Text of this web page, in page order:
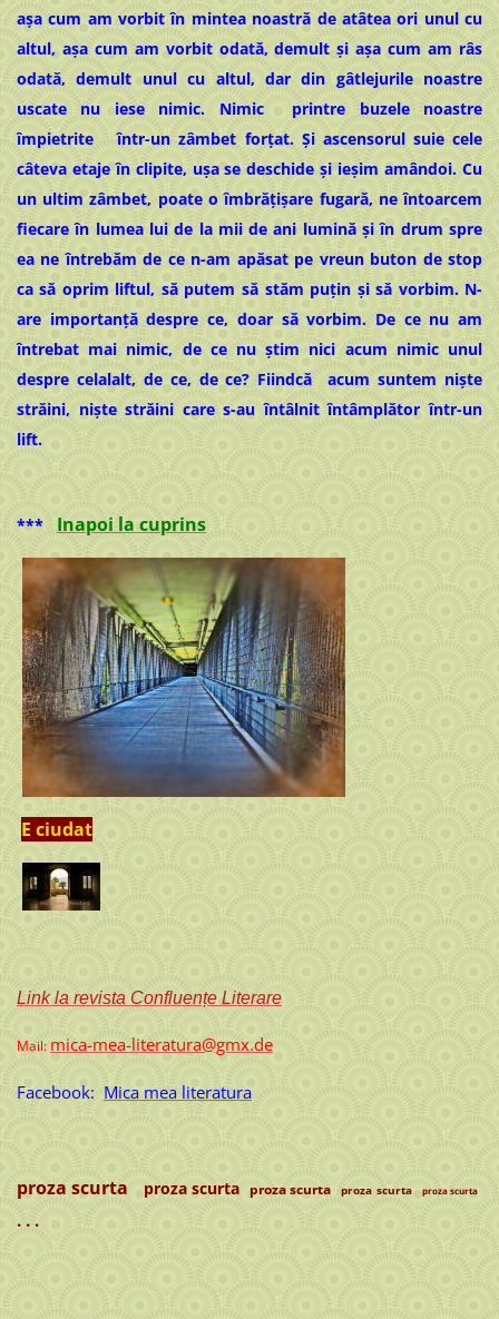
așa cum am vorbit în mintea noastră de atâtea ori unul cu
altul, așa cum am vorbit odată, demult și așa cum am râs
odată, demult unul cu altul, dar din gâtlejurile noastre
uscate nu iese nimic. Nimic printre buzele noastre
împietrite într-un zâmbet forțat. Și ascensorul suie cele
câteva etaje în clipite, ușa se deschide și ieșim amândoi. Cu
un ultim zâmbet, poate o îmbrățișare fugară, ne întoarcem
fiecare în lumea lui de la mii de ani lumină și în drum spre
ea ne întrebăm de ce n-am apăsat pe vreun buton de stop
ca să oprim liftul, să putem să stăm puțin și să vorbim. N-
are importanță despre ce, doar să vorbim. De ce nu am
întrebat mai nimic, de ce nu știm nici acum nimic unul
despre celalalt, de ce, de ce? Fiindcă acum suntem niște
străini, niște străini care s-au întâlnit întâmplător într-un
lift.
*** Inapoi la cuprins
E ciudat
Link la revista Confluențe Literare
Mail: mica-mea-literatura@gmx.de
Facebook: Mica mea literatura
proza scurta proza scurta proza scurta proza scurta proza scurta
. . .